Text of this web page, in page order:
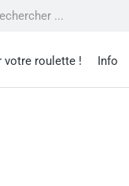
votre roulette ! Info